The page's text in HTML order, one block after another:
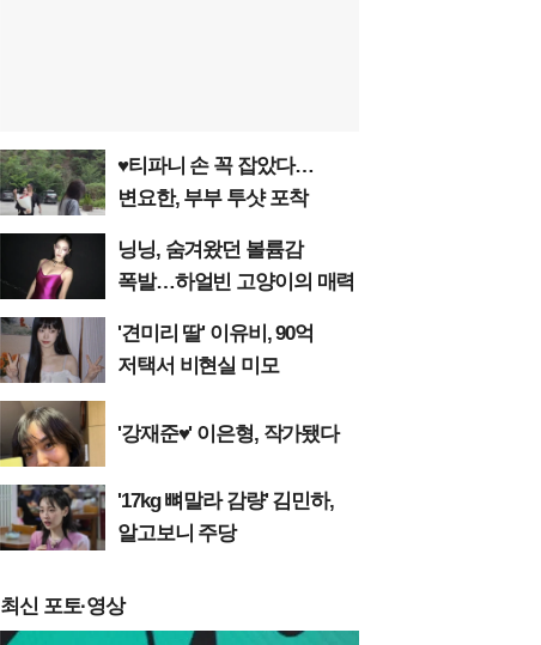
♥티파니 손 꼭 잡았다…
변요한, 부부 투샷 포착
닝닝, 숨겨왔던 볼륨감
폭발…하얼빈 고양이의 매력
'견미리 딸' 이유비, 90억
저택서 비현실 미모
'강재준♥' 이은형, 작가됐다
'17kg 뼈말라 감량' 김민하,
알고보니 주당
최신 포토·영상